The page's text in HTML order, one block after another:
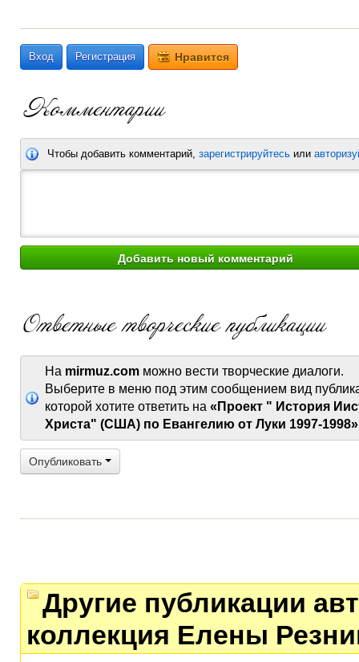
Вход Регистрация Нравится
Чтобы добавить комментарий, зарегистрируйтесь или
На mirmuz.com можно вести творческие диалоги.
Выберите в меню под этим сообщением вид
которой хотите ответить на «Проект " История
Христа" (США) по Евангелию от Луки 1997-1998»
Опубликовать
Другие публикации
коллекция Елены